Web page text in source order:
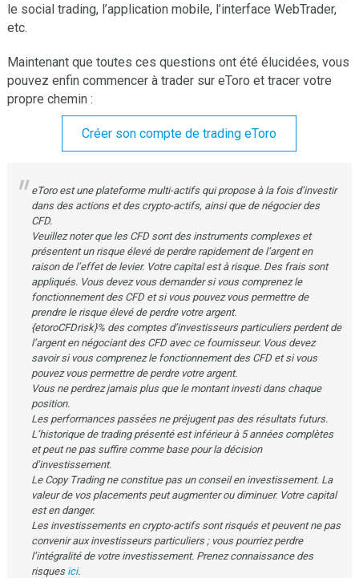
le social trading, l’application mobile, l’interface WebTrader,
etc.
Maintenant que toutes ces questions ont été élucidées, vous
pouvez enfin commencer à trader sur eToro et tracer votre
propre chemin :
Créer son compte de trading eToro
eToro est une plateforme multi-actifs qui propose à la fois d’investir
dans des actions et des crypto-actifs, ainsi que de négocier des
CFD.
Veuillez noter que les CFD sont des instruments complexes et
présentent un risque élevé de perdre rapidement de l’argent en
raison de l’effet de levier. Votre capital est à risque. Des frais sont
appliqués. Vous devez vous demander si vous comprenez le
fonctionnement des CFD et si vous pouvez vous permettre de
prendre le risque élevé de perdre votre argent.
{etoroCFDrisk}% des comptes d’investisseurs particuliers perdent de
l’argent en négociant des CFD avec ce fournisseur. Vous devez
savoir si vous comprenez le fonctionnement des CFD et si vous
pouvez vous permettre de perdre votre argent.
Vous ne perdrez jamais plus que le montant investi dans chaque
position.
Les performances passées ne préjugent pas des résultats futurs.
L’historique de trading présenté est inférieur à 5 années complètes
et peut ne pas suffire comme base pour la décision
d’investissement.
Le Copy Trading ne constitue pas un conseil en investissement. La
valeur de vos placements peut augmenter ou diminuer. Votre capital
est en danger.
Les investissements en crypto-actifs sont risqués et peuvent ne pas
convenir aux investisseurs particuliers ; vous pourriez perdre
l’intégralité de votre investissement. Prenez connaissance des
risques ici.